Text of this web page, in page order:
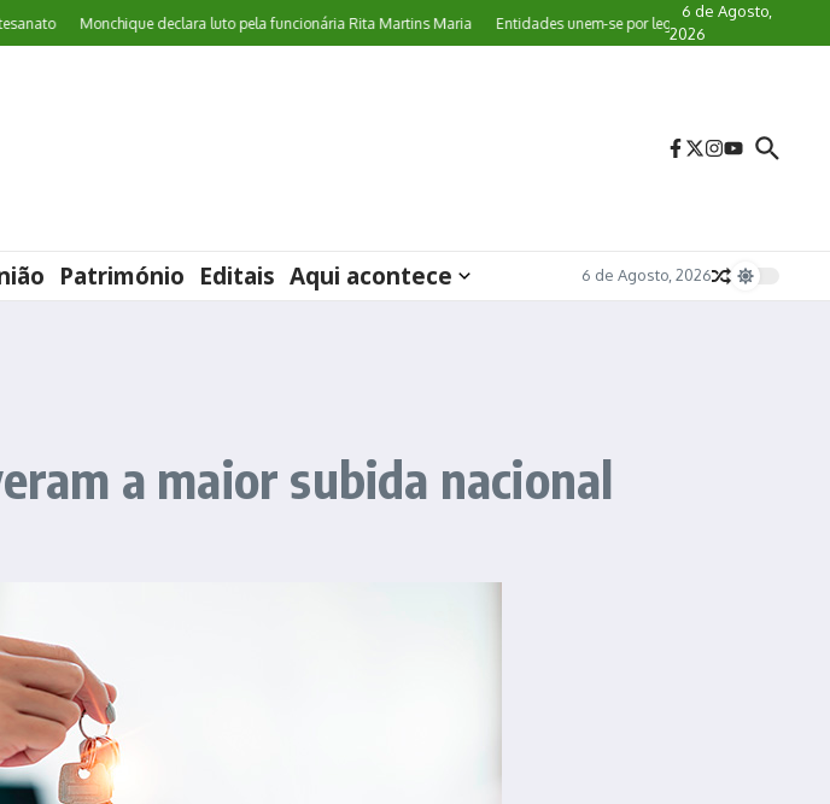
Monchique declara luto pela funcionária Rita Martins Maria Entidades unem-se por legislação específica de
6 de Agosto,
2026
Património Editais Aqui acontece 6 de Agosto, 2026
a maior subida nacional